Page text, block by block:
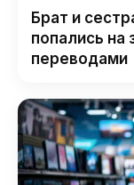
Брат и
попались на
переводами